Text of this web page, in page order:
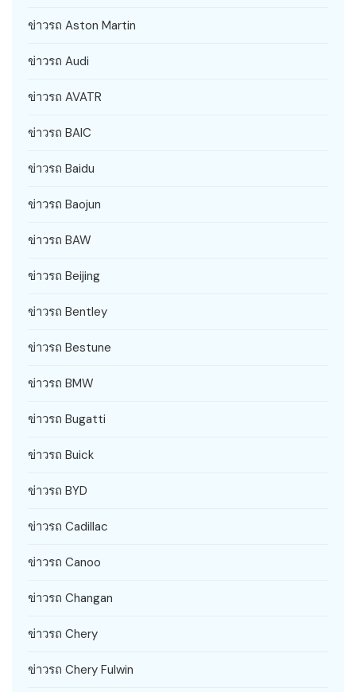
ข่าวรถ Aston Martin
ข่าวรถ Audi
ข่าวรถ AVATR
ข่าวรถ BAIC
ข่าวรถ Baidu
ข่าวรถ Baojun
ข่าวรถ BAW
ข่าวรถ Beijing
ข่าวรถ Bentley
ข่าวรถ Bestune
ข่าวรถ BMW
ข่าวรถ Bugatti
ข่าวรถ Buick
ข่าวรถ BYD
ข่าวรถ Cadillac
ข่าวรถ Canoo
ข่าวรถ Changan
ข่าวรถ Chery
ข่าวรถ Chery Fulwin